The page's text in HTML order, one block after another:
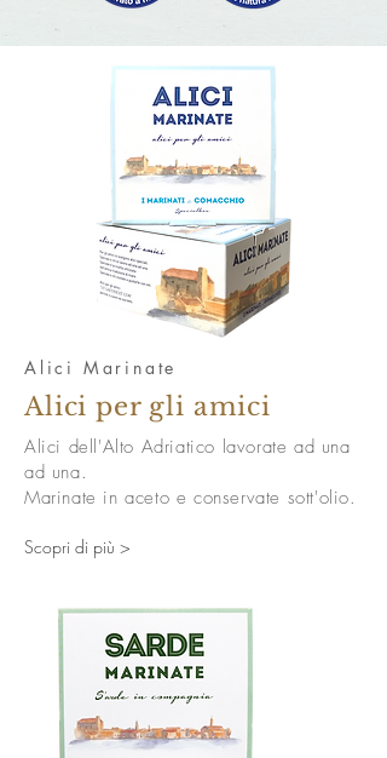
Alici Marinate
Alici per gli amici
Alici dell'Alto Adriatico lavorate ad una
ad una.
Marinate in aceto e conservate sott'olio.
Scopri di più >